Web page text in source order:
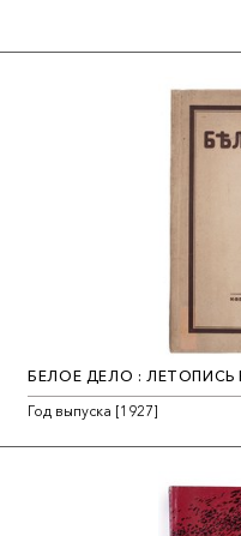
БЕЛОЕ ДЕЛО : ЛЕТОПИСЬ
Год выпуска [1927]